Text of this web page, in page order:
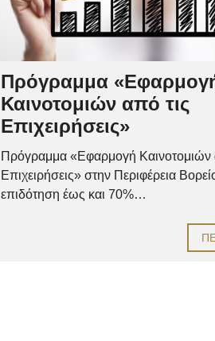
Πρόγραμμα
Καινοτομιών από τις
Επιχειρήσεις»
Πρόγραμμα «Εφαρμογή Καινοτομιών
Επιχειρήσεις» στην Περιφέρεια
επιδότηση έως και 70%…